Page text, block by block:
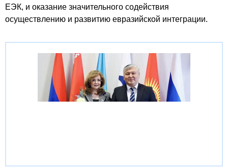
ЕЭК, и оказание значительного содействия
осуществлению и развитию евразийской интеграции.